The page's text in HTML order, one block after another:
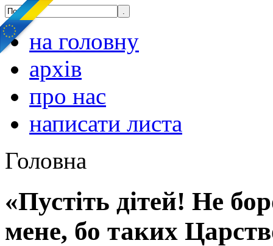
на головну
архів
про нас
написати листа
Головна
«Пустіть дітей! Не
мене, бо таких